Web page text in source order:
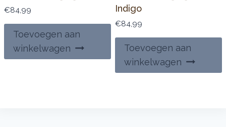
€84,99
Toevoegen aan
winkelwagen
Indigo
€84,99
Toevoegen aan
winkelwagen